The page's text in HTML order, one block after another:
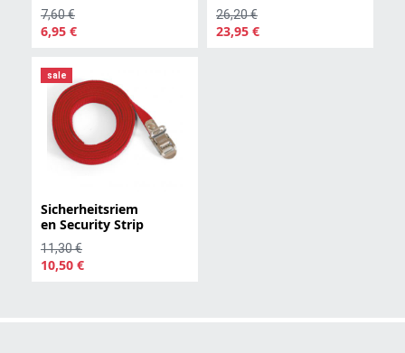
7,60 €
6,95 €
26,20 €
23,95 €
sale
Sicherheitsriem
en Security Strip
11,30 €
10,50 €